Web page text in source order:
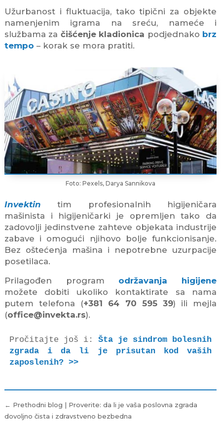
Užurbanost i fluktuacija, tako tipični za objekte
namenjenim igrama na sreću, nameće i
službama za čišćenje kladionica podjednako brz
tempo – korak se mora pratiti.
Foto: Pexels, Darya Sannikova
Invektin tim profesionalnih higijeničara
mašinista i higijeničarki je opremljen tako da
zadovolji jedinstvene zahteve objekata industrije
zabave i omogući njihovo bolje funkcionisanje.
Bez oštećenja mašina i nepotrebne uzurpacije
posetilaca.
Prilagođen program održavanja higijene
možete dobiti ukoliko kontaktirate sa nama
putem telefona (+381 64 70 595 39) ili mejla
(office@invekta.rs).
Pročitajte još i: Šta je sindrom bolesnih
zgrada i da li je prisutan kod vaših
zaposlenih? >>
članka
← Prethodni blog | Proverite: da li je vaša poslovna zgrada
dovoljno čista i zdravstveno bezbedna